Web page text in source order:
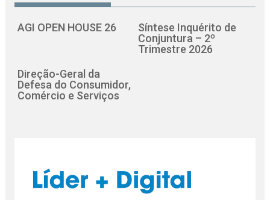
AGI OPEN HOUSE 26
Síntese Inquérito de
Conjuntura – 2º
Trimestre 2026
Direção-Geral da
Defesa do Consumidor,
Comércio e Serviços